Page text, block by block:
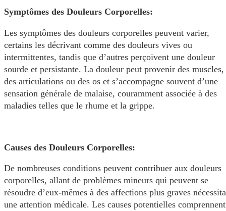
Symptômes des Douleurs Corporelles:
Les symptômes des douleurs corporelles peuvent varier,
certains les décrivant comme des douleurs vives ou
intermittentes, tandis que d’autres perçoivent une douleur
sourde et persistante. La douleur peut provenir des muscles,
des articulations ou des os et s’accompagne souvent d’une
sensation générale de malaise, couramment associée à des
maladies telles que le rhume et la grippe.
Causes des Douleurs Corporelles:
De nombreuses conditions peuvent contribuer aux douleurs
corporelles, allant de problèmes mineurs qui peuvent se
résoudre d’eux-mêmes à des affections plus graves
une attention médicale. Les causes potentielles